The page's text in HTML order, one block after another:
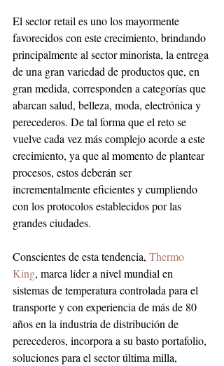
El sector retail es uno los mayormente
favorecidos con este crecimiento, brindando
principalmente al sector minorista, la entrega
de una gran variedad de productos que, en
gran medida, corresponden a categorías que
abarcan salud, belleza, moda, electrónica y
perecederos. De tal forma que el reto se
vuelve cada vez más complejo acorde a este
crecimiento, ya que al momento de plantear
procesos, estos deberán ser
incrementalmente eficientes y cumpliendo
con los protocolos establecidos por las
grandes ciudades.
Conscientes de esta tendencia, Thermo
King, marca líder a nivel mundial en
sistemas de temperatura controlada para el
transporte y con experiencia de más de 80
años en la industria de distribución de
perecederos, incorpora a su basto portafolio,
soluciones para el sector última milla,